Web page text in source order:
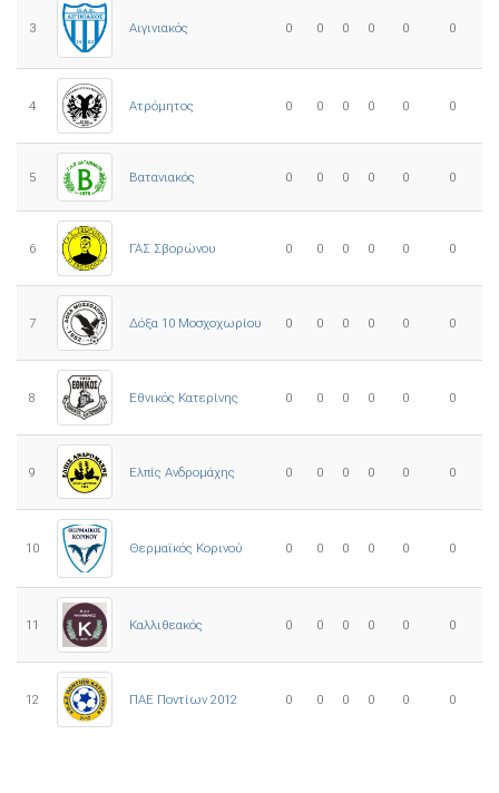
3 Αιγινιακός 0 0 0 0 0 0
4 Ατρόμητος 0 0 0 0 0 0
5 Βατανιακός 0 0 0 0 0 0
6 ΓΑΣ Σβορώνου 0 0 0 0 0 0
7 Δόξα 10 Μοσχοχωρίου 0 0 0 0 0 0
8 Εθνικός Κατερίνης 0 0 0 0 0 0
9 Ελπίς Ανδρομάχης 0 0 0 0 0 0
10 Θερμαϊκός Κορινού 0 0 0 0 0 0
11 Καλλιθεακός 0 0 0 0 0 0
12 ΠΑΕ Ποντίων 2012 0 0 0 0 0 0